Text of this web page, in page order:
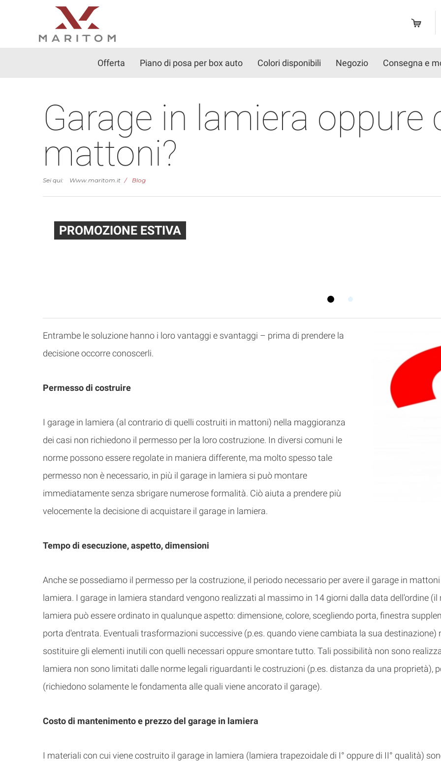
Offerta Piano di posa per box auto Colori disponibili Negozio Consegna e
Garage in lamiera oppure
mattoni?
Sei qui: Www.maritom.it Blog
PROMOZIONE ESTIVA
Entrambe le soluzione hanno i loro vantaggi e svantaggi – prima di prendere la
decisione occorre conoscerli.
Permesso di costruire
I garage in lamiera (al contrario di quelli costruiti in mattoni) nella maggioranza
dei casi non richiedono il permesso per la loro costruzione. In diversi comuni le
norme possono essere regolate in maniera differente, ma molto spesso tale
permesso non è necessario, in più il garage in lamiera si può montare
immediatamente senza sbrigare numerose formalità. Ciò aiuta a prendere più
velocemente la decisione di acquistare il garage in lamiera.
Tempo di esecuzione, aspetto, dimensioni
Anche se possediamo il permesso per la costruzione, il periodo necessario per avere il garage in
lamiera. I garage in lamiera standard vengono realizzati al massimo in 14 giorni dalla data dell'ordine
lamiera può essere ordinato in qualunque aspetto: dimensione, colore, scegliendo porta, finestra
porta d'entrata. Eventuali trasformazioni successive (p.es. quando viene cambiata la sua
sostituire gli elementi inutili con quelli necessari oppure smontare tutto. Tali possibilità non sono
lamiera non sono limitati dalle norme legali riguardanti le costruzioni (p.es. distanza da una proprietà),
(richiedono solamente le fondamenta alle quali viene ancorato il garage).
Costo di mantenimento e prezzo del garage in lamiera
I materiali con cui viene costruito il garage in lamiera (lamiera trapezoidale di I° oppure di II° qualità)